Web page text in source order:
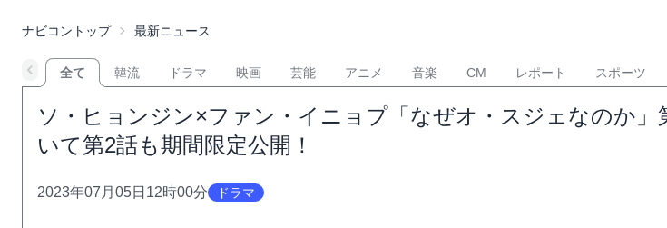
ナビコントップ 最新ニュース
全て 韓流 ドラマ 映画 芸能 アニメ 音楽 CM レポート スポーツ
ソ・ヒョンジン×ファン・イニョプ「なぜオ・スジェなのか」
いて第2話も期間限定公開！
2023年07月05日12時00分 ドラマ